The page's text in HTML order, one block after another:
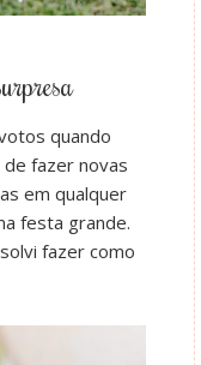
quando
fazer novas
em qualquer
festa grande.
fazer como